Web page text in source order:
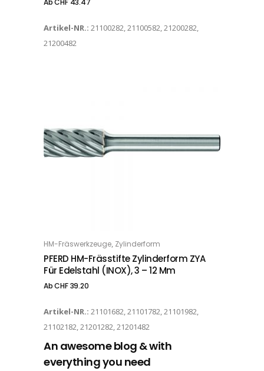
Artikel-NR.: 21100282, 21100582, 21200282,
21200482
OPTIONS
HM-Fräswerkzeuge, Zylinderform
PFERD HM-Frässtifte Zylinderform ZYA
Für Edelstahl (INOX), 3 – 12 Mm
AbCHF39.20
Artikel-NR.: 21101682, 21101782, 21101982,
21102182, 21201282, 21201482
An awesome blog & with
everything you need